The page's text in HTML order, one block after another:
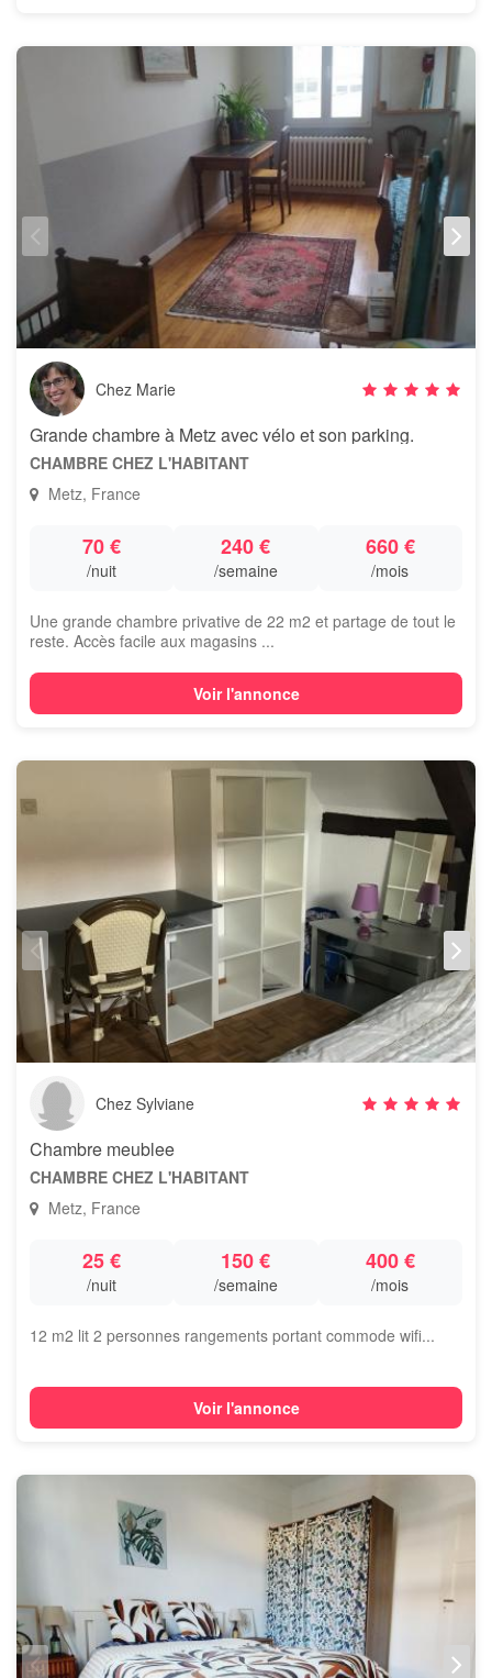
Chez Marie
Grande chambre à Metz avec vélo et son parking.
CHAMBRE CHEZ L'HABITANT
Metz, France
70 €
/nuit
240 €
/semaine
660 €
/mois
Une grande chambre privative de 22 m2 et partage de tout le
reste. Accès facile aux magasins ...
Voir l'annonce
Chez Sylviane
Chambre meublee
CHAMBRE CHEZ L'HABITANT
Metz, France
25 €
/nuit
150 €
/semaine
400 €
/mois
12 m2 lit 2 personnes rangements portant commode wifi...
Voir l'annonce